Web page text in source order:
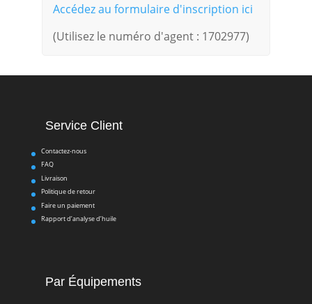
Accédez au formulaire d'inscription ici
(Utilisez le numéro d'agent : 1702977)
Service Client
Contactez-nous
FAQ
Livraison
Politique de retour
Faire un paiement
Rapport d’analyse d’huile
Par Équipements